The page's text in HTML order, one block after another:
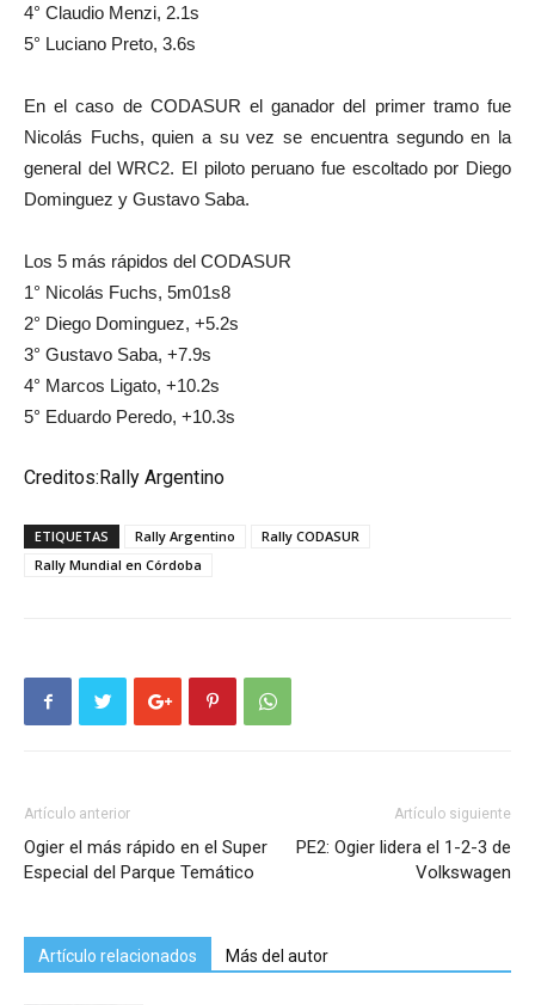
4° Claudio Menzi, 2.1s
5° Luciano Preto, 3.6s
En el caso de CODASUR el ganador del primer tramo fue
Nicolás Fuchs, quien a su vez se encuentra segundo en la
general del WRC2. El piloto peruano fue escoltado por Diego
Dominguez y Gustavo Saba.
Los 5 más rápidos del CODASUR
1° Nicolás Fuchs, 5m01s8
2° Diego Dominguez, +5.2s
3° Gustavo Saba, +7.9s
4° Marcos Ligato, +10.2s
5° Eduardo Peredo, +10.3s
Creditos:Rally Argentino
ETIQUETAS Rally Argentino
Rally CODASUR
Rally Mundial en Córdoba
Artículo anterior
Ogier el más rápido en el Super
Especial del Parque Temático
Artículo siguiente
PE2: Ogier lidera el 1-2-3 de
Volkswagen
Artículo relacionados Más del autor